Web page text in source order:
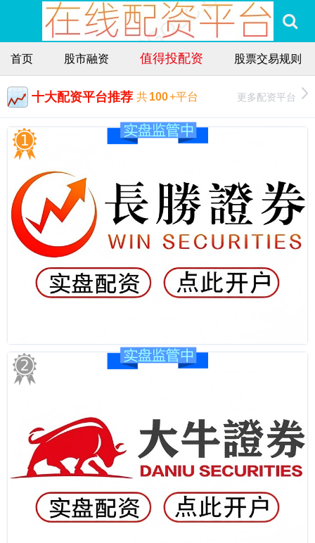
首页 股市融资 值得投配资 股票交易规则
十大配资平台推荐 共100+平台 更多配资平台